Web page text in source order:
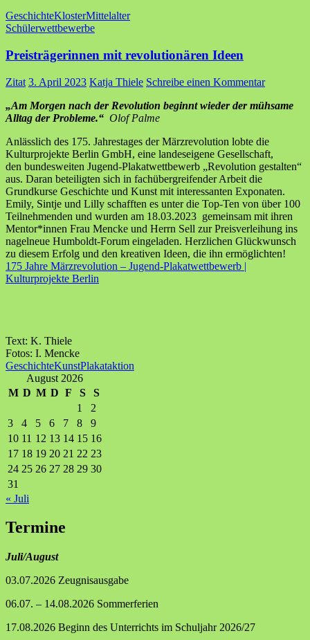
GeschichteKlosterMittelalter
Schülerwettbewerbe
Preisträgerinnen mit revolutionären Ideen
Zitat 3. April 2023 Katja Thiele Schreibe einen Kommentar
„Am Morgen nach der Revolution beginnt wieder der mühsame
Alltag der Probleme.“ Olof Palme
Anlässlich des 175. Jahrestages der Märzrevolution lobte die
Kulturprojekte Berlin GmbH, eine landeseigene Gesellschaft,
den bundesweiten Jugend-Plakatwettbewerb „Revolution gestalten“
aus. Daran beteiligten sich in fachübergreifender Arbeit die
Grundkurse Geschichte und Kunst mit interessanten Exponaten.
Emily, Sintje und Lilly schafften es unter die Top-Ten von über 100
Teilnehmenden und wurden am 18.03.2023 gemeinsam mit ihren
Mentor*innen Frau Mencke und Herrn Sell zur Preisverleihung ins
nagelneue Humboldt-Forum eingeladen. Herzlichen Glückwunsch
zu diesem Erfolg und den kreativen Ideen, die ihn ermöglichten!
175 Jahre Märzrevolution – Jugend-Plakatwettbewerb |
Kulturprojekte Berlin
Text: K. Thiele
Fotos: I. Mencke
GeschichteKunstPlakataktion
August 2026
M D M D F S
S
1
2
3
4 5 6 7 8
9
10 11 12 13 14 15 16
17 18 19 20 21 22 23
24 25 26 27 28 29 30
31
« Juli
Termine
Juli/August
03.07.2026 Zeugnisausgabe
06.07. – 14.08.2026 Sommerferien
17.08.2026 Beginn des Unterrichts im Schuljahr 2026/27